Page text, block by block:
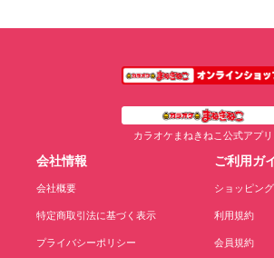
カラオケまねきねこ公式アプリ
会社情報
会社概要
特定商取引法に基づく表示
プライバシーポリシー
ご利用ガ
ショッピン
利用規約
会員規約